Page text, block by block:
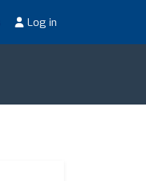
Log in